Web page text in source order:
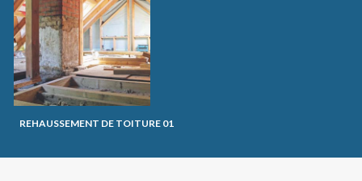
REHAUSSEMENT DE TOITURE 01